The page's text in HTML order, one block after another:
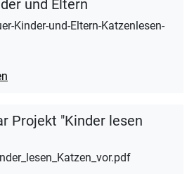
und Eltern
Kinder-und-Eltern-Katzenlesen-
Projekt "Kinder lesen